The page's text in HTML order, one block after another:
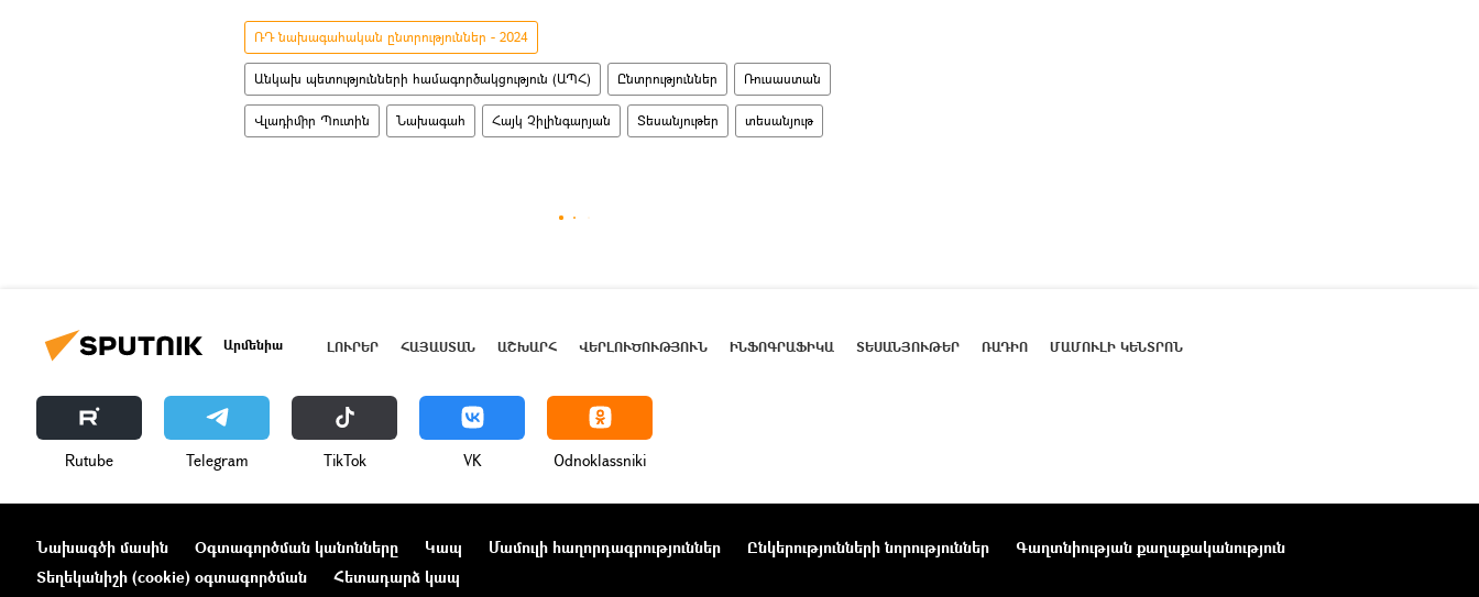
ՌԴ նախագահական ընտրություններ - 2024
Անկախ պետությունների համագործակցություն (ԱՊՀ) Ընտրություններ Ռուսաստան
Վլադիմիր Պուտին Նախագահ Հայկ Չիլինգարյան Տեսանյութեր տեսանյութ
Արմենիա ԼՈՒՐԵՐ ՀԱՅԱՍՏԱՆ ԱՇԽԱՐՀ ՎԵՐԼՈՒԾՈՒԹՅՈՒՆ ԻՆՖՈԳՐԱՖԻԿԱ ՏԵՍԱՆՅՈՒԹԵՐ ՌԱԴԻՈ ՄԱՄՈՒԼԻ ԿԵՆՏՐՈՆ
Rutube Telegram ТikТоk VK Odnoklassniki
Նախագծի մասին Օգտագործման կանոնները Կապ Մամուլի հաղորդագրություններ Ընկերությունների նորություններ
Գաղտնիության քաղաքականություն
Տեղեկանիշի (cookie) օգտագործման
Հետադարձ կապ